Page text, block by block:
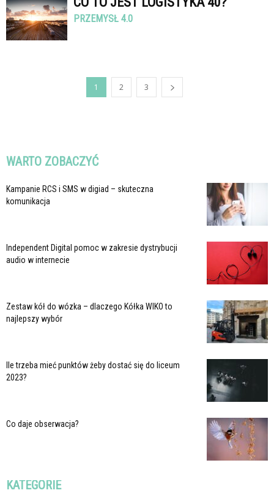
PRZEMYSŁ 4.0
1 2 3
WARTO ZOBACZYĆ
Kampanie RCS i SMS w digiad – skuteczna
komunikacja
Independent Digital pomoc w zakresie dystrybucji
audio w internecie
Zestaw kół do wózka – dlaczego Kółka WIKO to
najlepszy wybór
Ile trzeba mieć punktów żeby dostać się do liceum
2023?
Co daje obserwacja?
KATEGORIE